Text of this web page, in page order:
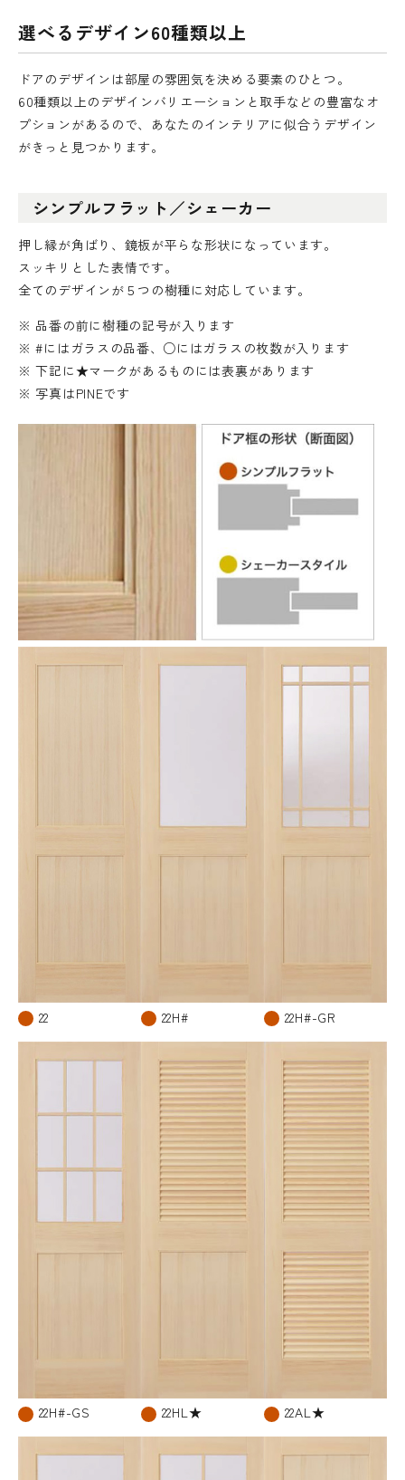
選べるデザイン60種類以上
ドアのデザインは部屋の雰囲気を決める要素のひとつ。
60種類以上のデザインバリエーションと取手などの豊富なオ
プションがあるので、あなたのインテリアに似合うデザイン
がきっと見つかります。
シンプルフラット／シェーカー
押し縁が角ばり、鏡板が平らな形状になっています。
スッキリとした表情です。
全てのデザインが５つの樹種に対応しています。
※ 品番の前に樹種の記号が入ります
※ #にはガラスの品番、○にはガラスの枚数が入ります
※ 下記に★マークがあるものには表裏があります
※ 写真はPINEです
22 22H# 22H#-GR
22H#-GS 22HL★ 22AL★